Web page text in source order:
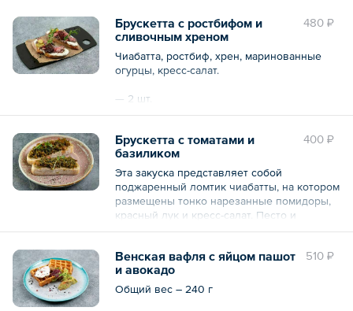
480 ₽
Брускетта с ростбифом и
сливочным хреном
Чиабатта, ростбиф, хрен, маринованные
огурцы, кресс-салат.
— 2 шт.
400 ₽
Брускетта с томатами и
базиликом
Эта закуска представляет собой
поджаренный ломтик чиабатты, на котором
размещены тонко нарезанные помидоры,
красный лук и кресс-салат. Песто и
базилик добавляют в оливковое масло,
сочное блюдо с аппетитным ароматом и
освежающим вкусом. Брускетта с томатом
и базиликом — это простое и в то же
510 ₽
Венская вафля с яйцом пашот
и авокадо
Общий вес – 240 г